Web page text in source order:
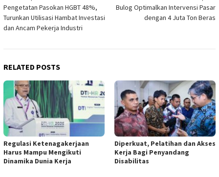
navigation
Pengetatan Pasokan HGBT 48%,
Turunkan Utilisasi Hambat Investasi
dan Ancam Pekerja Industri
Bulog Optimalkan Intervensi Pasar
dengan 4 Juta Ton Beras
RELATED POSTS
Regulasi Ketenagakerjaan
Harus Mampu Mengikuti
Dinamika Dunia Kerja
Diperkuat, Pelatihan dan Akses
Kerja Bagi Penyandang
Disabilitas